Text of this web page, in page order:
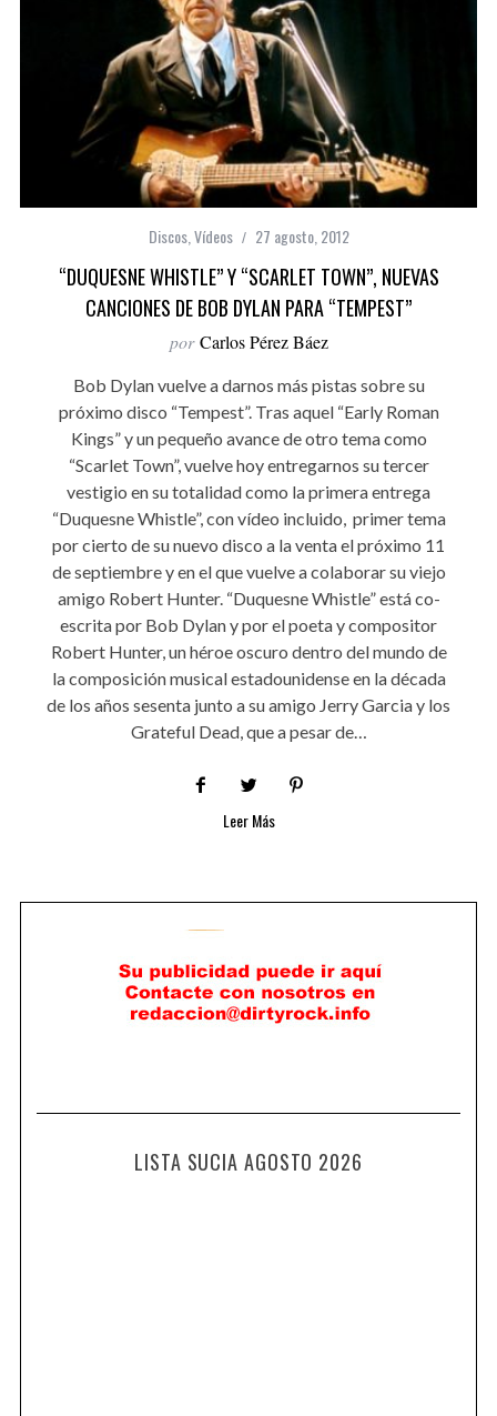
Discos,Vídeos 27 agosto, 2012
“DUQUESNE WHISTLE” Y “SCARLET TOWN”, NUEVAS
CANCIONES DE BOB DYLAN PARA “TEMPEST”
por Carlos Pérez Báez
Bob Dylan vuelve a darnos más pistas sobre su
próximo disco “Tempest”. Tras aquel “Early Roman
Kings” y un pequeño avance de otro tema como
“Scarlet Town”, vuelve hoy entregarnos su tercer
vestigio en su totalidad como la primera entrega
“Duquesne Whistle”, con vídeo incluido, primer tema
por cierto de su nuevo disco a la venta el próximo 11
de septiembre y en el que vuelve a colaborar su viejo
amigo Robert Hunter. “Duquesne Whistle” está co-
escrita por Bob Dylan y por el poeta y compositor
Robert Hunter, un héroe oscuro dentro del mundo de
la composición musical estadounidense en la década
de los años sesenta junto a su amigo Jerry Garcia y los
Grateful Dead, que a pesar de…
Leer Más
LISTA SUCIA AGOSTO 2026